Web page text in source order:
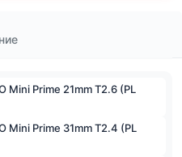
Mini Prime 21mm T2.6 (PL
Mini Prime 31mm T2.4 (PL